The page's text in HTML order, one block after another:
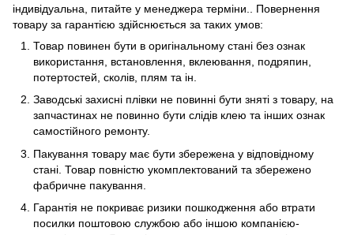
індивідуальна, питайте у менеджера терміни.. Повернення
товару за гарантією здійснюється за таких умов:
Товар повинен бути в оригінальному стані без ознак
використання, встановлення, вклеювання, подряпин,
потертостей, сколів, плям та ін.
Заводські захисні плівки не повинні бути зняті з товару, на
запчастинах не повинно бути слідів клею та інших ознак
самостійного ремонту.
Пакування товару має бути збережена у відповідному
стані. Товар повністю укомплектований та збережено
фабричне пакування.
Гарантія не покриває ризики пошкодження або втрати
посилки поштовою службою або іншою компанією-